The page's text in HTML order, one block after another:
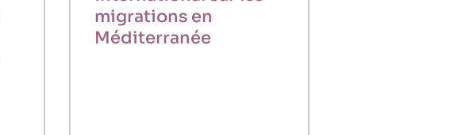
migrations en
Méditerranée